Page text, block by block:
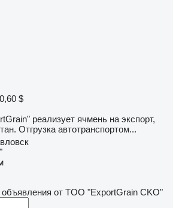
$
реализует ячмень на экспорт,
Отгрузка автотранспортом...
от TOO "ExportGrain CKO"